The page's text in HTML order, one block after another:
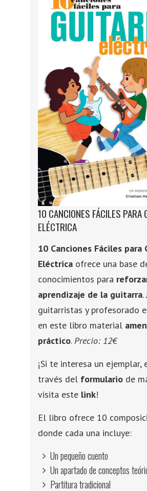
10 CANCIONES FÁCILES PARA
ELÉCTRICA
10 Canciones Fáciles para
Eléctrica ofrece una base
conocimientos para
aprendizaje de la guitarra.
guitarristas y profesorado
en este libro material
práctico.Precio: 12€
¡Si te interesa un ejemplar,
través del formulario de
visita este link!
El libro ofrece 10
donde cada una incluye:
Un pequeño cuento
Un apartado de conceptos
Partitura tradicional